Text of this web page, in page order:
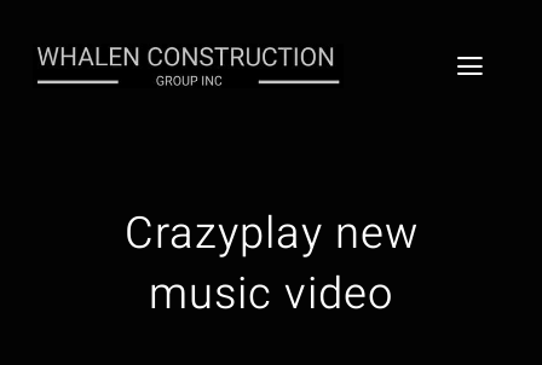
content
Crazyplay new
music video